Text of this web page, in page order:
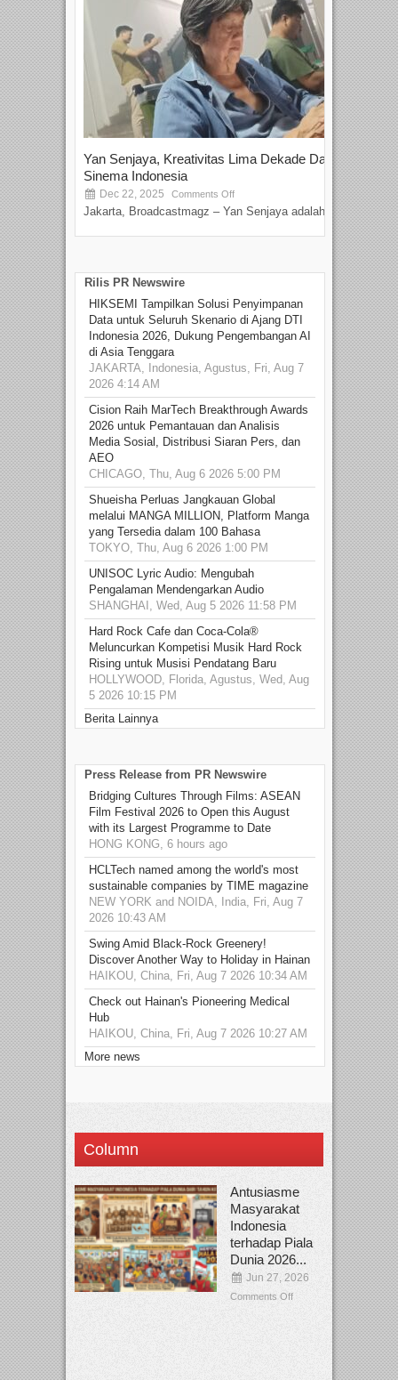
Yan Senjaya, Kreativitas Lima Dekade Dalam
Sinema Indonesia
Dec 22, 2025 Comments Off
Jakarta, Broadcastmagz – Yan Senjaya adalah...
Rilis PR Newswire
HIKSEMI Tampilkan Solusi Penyimpanan
Data untuk Seluruh Skenario di Ajang DTI
Indonesia 2026, Dukung Pengembangan AI
di Asia Tenggara
JAKARTA, Indonesia, Agustus, Fri, Aug 7
2026 4:14 AM
Cision Raih MarTech Breakthrough Awards
2026 untuk Pemantauan dan Analisis
Media Sosial, Distribusi Siaran Pers, dan
AEO
CHICAGO, Thu, Aug 6 2026 5:00 PM
Shueisha Perluas Jangkauan Global
melalui MANGA MILLION, Platform Manga
yang Tersedia dalam 100 Bahasa
TOKYO, Thu, Aug 6 2026 1:00 PM
UNISOC Lyric Audio: Mengubah
Pengalaman Mendengarkan Audio
SHANGHAI, Wed, Aug 5 2026 11:58 PM
Hard Rock Cafe dan Coca-Cola®
Meluncurkan Kompetisi Musik Hard Rock
Rising untuk Musisi Pendatang Baru
HOLLYWOOD, Florida, Agustus, Wed, Aug
5 2026 10:15 PM
Berita Lainnya
Press Release from PR Newswire
Bridging Cultures Through Films: ASEAN
Film Festival 2026 to Open this August
with its Largest Programme to Date
HONG KONG, 6 hours ago
HCLTech named among the world's most
sustainable companies by TIME magazine
NEW YORK and NOIDA, India, Fri, Aug 7
2026 10:43 AM
Swing Amid Black‑Rock Greenery!
Discover Another Way to Holiday in Hainan
HAIKOU, China, Fri, Aug 7 2026 10:34 AM
Check out Hainan's Pioneering Medical
Hub
HAIKOU, China, Fri, Aug 7 2026 10:27 AM
More news
Column
Antusiasme
Masyarakat
Indonesia
terhadap Piala
Dunia 2026...
Jun 27, 2026
Comments Off